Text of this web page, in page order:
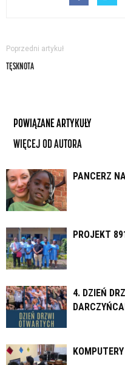
Poprzedni artykuł
TĘSKNOTA
POWIĄZANE ARTYKUŁY
WIĘCEJ OD AUTORA
PANCERZ
PROJEKT
4. DZIEŃ